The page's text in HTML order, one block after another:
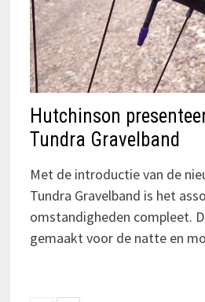
Hutchinson
Tundra Gravelband
Met de introductie van de
Tundra Gravelband is het
omstandigheden compleet.
gemaakt voor de natte en